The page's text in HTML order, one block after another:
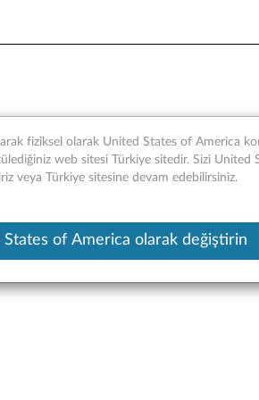
- Genel Bakış
Bu makine
fiziksel olarak United States of America
web sitesi Türkiye sitedir. Sizi United
veya Türkiye sitesine devam edebilirsiniz.
States of America olarak değiştirin